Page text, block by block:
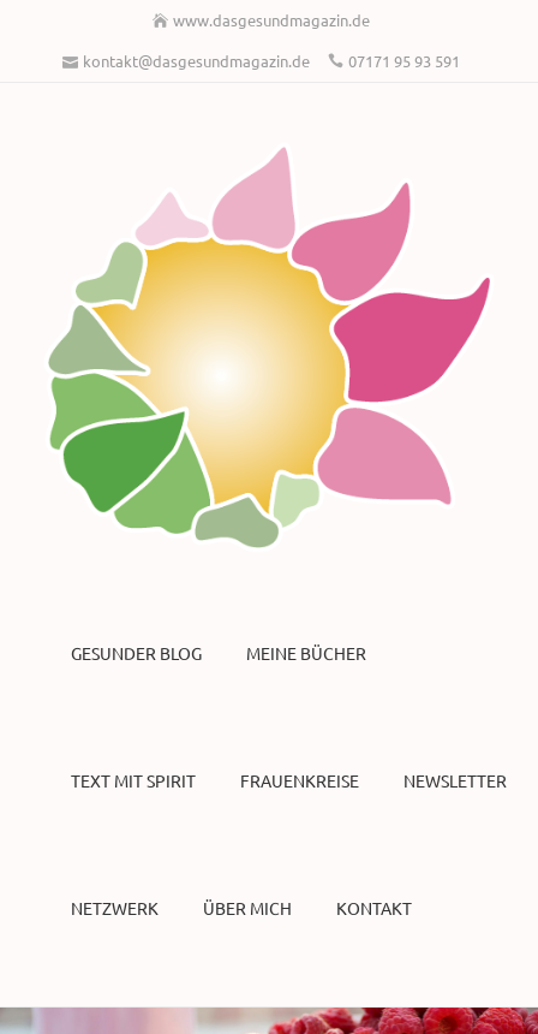
www.dasgesundmagazin.de
kontakt@dasgesundmagazin.de
07171 95 93 591
GESUNDER BLOG MEINE BÜCHER
TEXT MIT SPIRIT FRAUENKREISE NEWSLETTER
NETZWERK ÜBER MICH KONTAKT